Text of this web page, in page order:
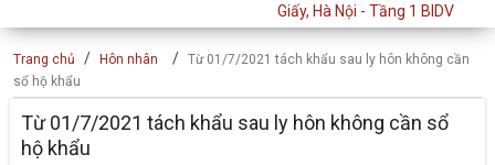
Giấy, Hà Nội - Tầng 1 BIDV
Trang chủ / Hôn nhân /
Từ 01/7/2021 tách khẩu sau ly hôn không cần
sổ hộ khẩu
Từ 01/7/2021 tách khẩu sau ly hôn không cần sổ
hộ khẩu